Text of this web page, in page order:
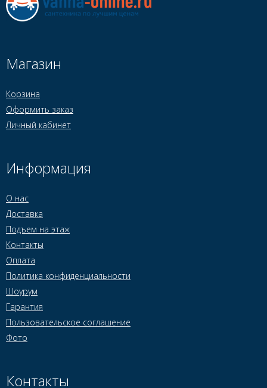
Магазин
Корзина
Оформить заказ
Личный кабинет
Информация
О нас
Доставка
Подъем на этаж
Контакты
Оплата
Политика конфиденциальности
Шоурум
Гарантия
Пользовательское соглашение
Фото
Контакты